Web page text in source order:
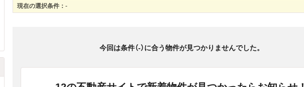
現在の選択条件： -
<
今回は条件（-）に合う物件が見つかりませんでした。